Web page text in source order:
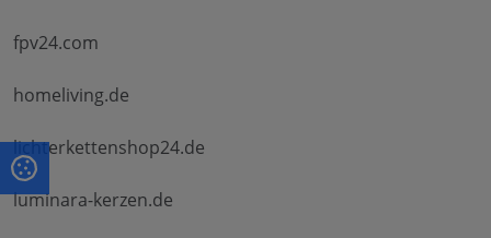
fpv24.com
homeliving.de
lichterkettenshop24.de
luminara-kerzen.de